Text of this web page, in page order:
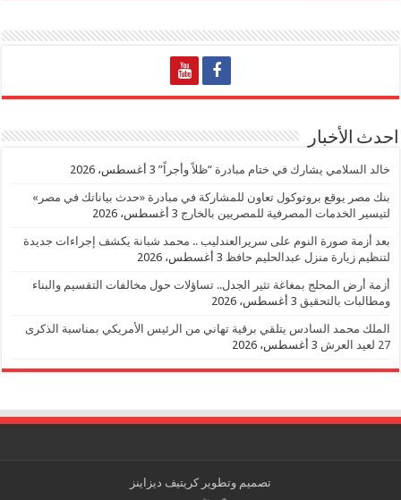
احدث الأخبار
خالد السلامي يشارك في ختام مبادرة “ظلاً وأجراً” 3 أغسطس، 2026
بنك مصر يوقع بروتوكول تعاون للمشاركة في مبادرة «حدث بياناتك في مصر»
لتيسير الخدمات المصرفية للمصريين بالخارج 3 أغسطس، 2026
بعد أزمة صورة النوم على سريرالعندليب .. محمد شبانة يكشف إجراءات جديدة
لتنظيم زيارة منزل عبدالحليم حافظ 3 أغسطس، 2026
أزمة أرض المحلج بمغاغة تثير الجدل.. تساؤلات حول مخالفات التقسيم والبناء
ومطالبات بالتحقيق 3 أغسطس، 2026
الملك محمد السادس يتلقي برقية تهاني من الرئيس الأمريكي بمناسبة الذكرى
27 لعيد العرش
3 أغسطس، 2026
تصميم وتطويركريتيف ديزاينز